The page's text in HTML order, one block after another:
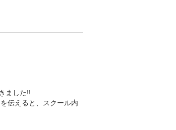
ました‼️
伝えると、スクール内